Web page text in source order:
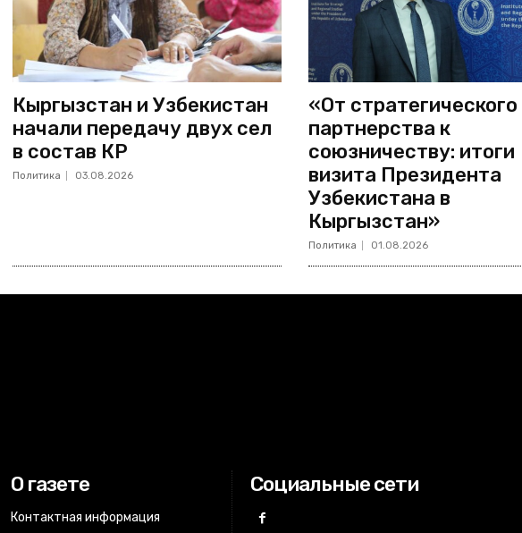
Кыргызстан и Узбекистан
начали передачу двух сел
в состав КР
Политика 03.08.2026
«От стратегического
партнерства к
союзничеству: итоги
визита Президента
Узбекистана в
Кыргызстан»
Политика 01.08.2026
О газете
Контактная информация
Социальные сети